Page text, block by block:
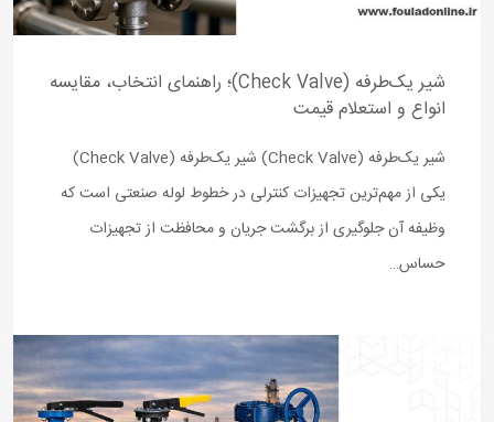
شیر یک‌طرفه (Check Valve)؛ راهنمای انتخاب، مقایسه
انواع و استعلام قیمت
شیر یک‌طرفه (Check Valve) شیر یک‌طرفه (Check Valve)
یکی از مهم‌ترین تجهیزات کنترلی در خطوط لوله صنعتی است که
وظیفه آن جلوگیری از برگشت جریان و محافظت از تجهیزات
حساس…